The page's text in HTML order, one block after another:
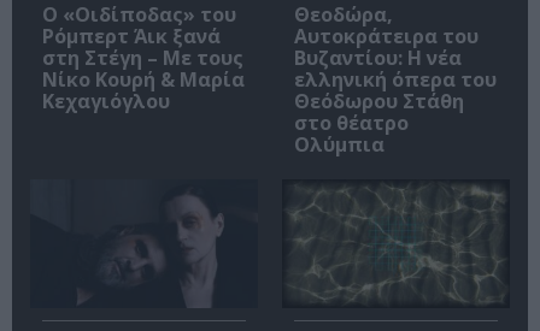
O «Οιδίποδας» του
Ρόμπερτ Άικ ξανά
στη Στέγη – Με τους
Νίκο Κουρή & Μαρία
Κεχαγιόγλου
Θεοδώρα,
Αυτοκράτειρα του
Βυζαντίου: Η νέα
ελληνική όπερα του
Θεόδωρου Στάθη
στο θέατρο
Ολύμπια